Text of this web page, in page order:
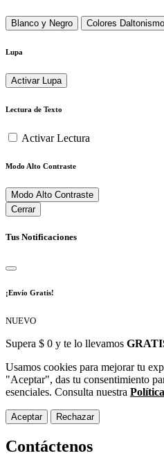
Blanco y Negro Colores Daltonismo
Lupa
Activar Lupa
Lectura de Texto
Activar Lectura
Modo Alto Contraste
Modo Alto Contraste
Cerrar
Tus Notificaciones
¡Envío Gratis!
NUEVO
Supera $ 0 y te lo llevamos
Usamos cookies para mejorar tu
"Aceptar", das tu consentimiento
esenciales. Consulta nuestra
Aceptar Rechazar
Contáctenos